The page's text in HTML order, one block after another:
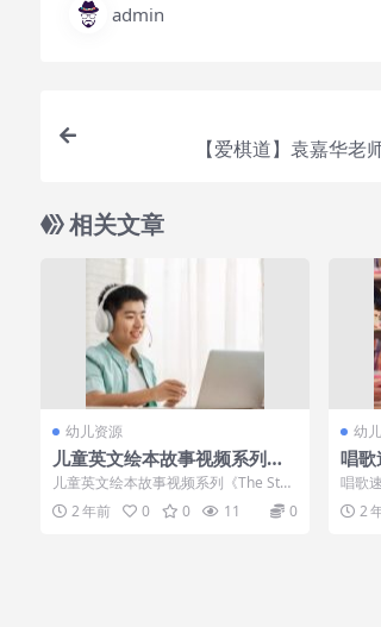
admin
【爱棋道】袁嘉华
相关文章
幼儿资源
儿童英文绘本故事视频系列《T
he Story Rug》68集
儿童英文绘本故事视频系列《The Stor
y Rug》68集 儿童英文绘本故事视...
2 年前 0 0 11 0
幼
唱歌
唱歌
础训
2